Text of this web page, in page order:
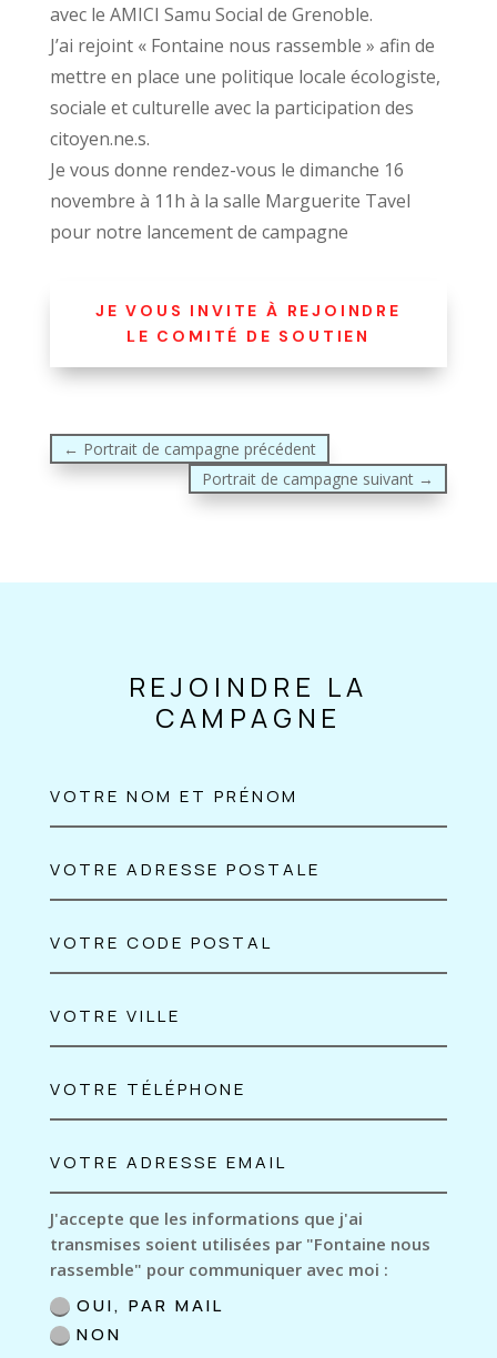
avec le AMICI Samu Social de Grenoble.
J’ai rejoint « Fontaine nous rassemble » afin de
mettre en place une politique locale écologiste,
sociale et culturelle avec la participation des
citoyen.ne.s.
Je vous donne rendez-vous le dimanche 16
novembre à 11h à la salle Marguerite Tavel
pour notre lancement de campagne
JE VOUS INVITE À REJOINDRE
LE COMITÉ DE SOUTIEN
← Portrait de campagne précédent
Portrait de campagne suivant →
REJOINDRE LA
CAMPAGNE
J'accepte que les informations que j'ai
transmises soient utilisées par "Fontaine nous
rassemble" pour communiquer avec moi :
OUI, PAR MAIL
NON